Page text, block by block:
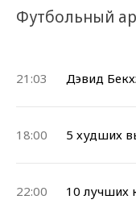
Футбольный
21:03 Дэвид
18:00 5 худших
22:00 10 лучших